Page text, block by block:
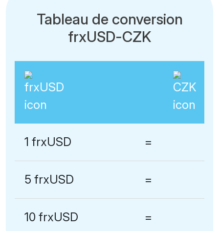
Tableau de conversion
frxUSD-CZK
1 frxUSD =
5 frxUSD =
10 frxUSD =